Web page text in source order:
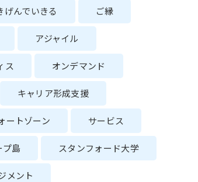
げんでいきる ご縁
アジャイル
ス オンデマンド
キャリア形成支援
ートゾーン サービス
プ島 スタンフォード大学
メント